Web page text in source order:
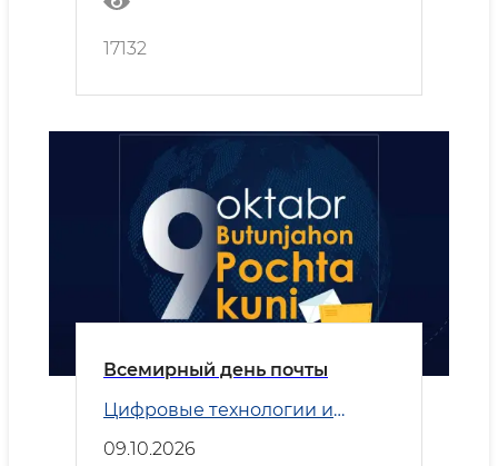
17132
Всемирный день почты
Цифровые технологии и
09.10.2026